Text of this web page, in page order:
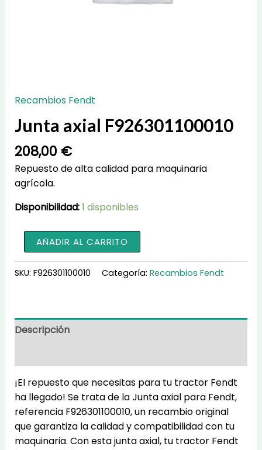
Recambios Fendt
Junta axial F926301100010
208,00 €
Repuesto de alta calidad para maquinaria
agrícola.
Disponibilidad:1 disponibles
Junta
axial
F926301100010
AÑADIR AL CARRITO
SKU: F926301100010 Categoría: Recambios Fendt
Descripción
¡El repuesto que necesitas para tu tractor Fendt
ha llegado! Se trata de la Junta axial para Fendt,
referencia F926301100010, un recambio original
que garantiza la calidad y compatibilidad con tu
maquinaria. Con esta junta axial, tu tractor Fendt